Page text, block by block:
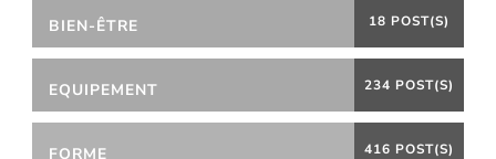
BIEN-ÊTRE 18 POST(S)
EQUIPEMENT 234 POST(S)
FORME 416 POST(S)